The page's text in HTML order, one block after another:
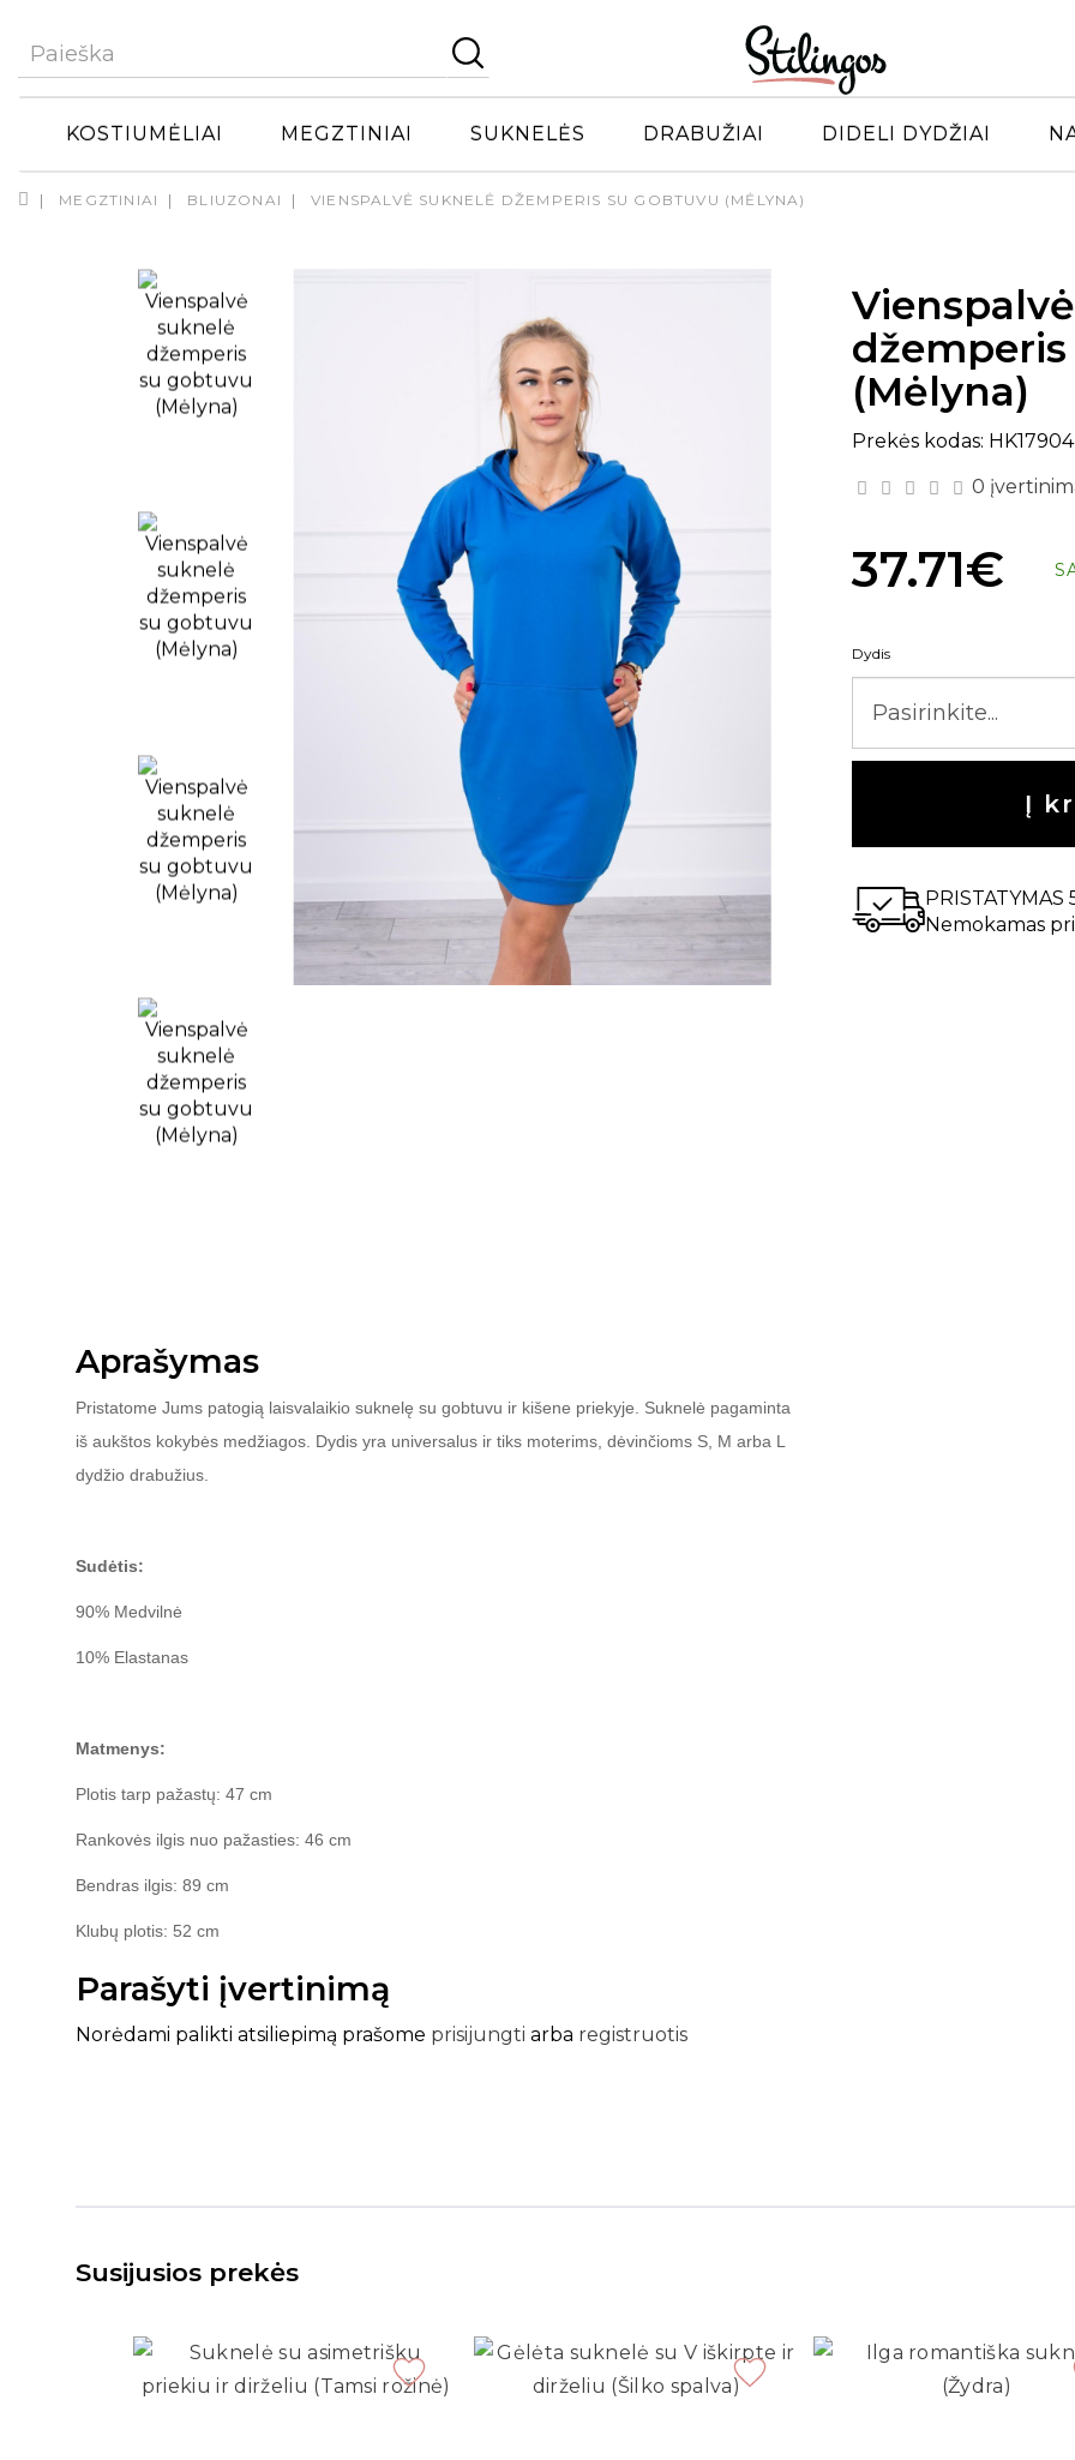
KOSTIUMĖLIAI MEGZTINIAI SUKNELĖS DRABUŽIAI DIDELI DYDŽIAI
MEGZTINIAI BLIUZONAI VIENSPALVĖ SUKNELĖ DŽEMPERIS SU GOBTUVU (MĖLYNA)
(Mėlyna)
Prekės kodas: HK17904
0
37.71€
Dydis
Į
PRISTATYMAS
Nemokamas
Aprašymas
Pristatome Jums patogią laisvalaikio suknelę su gobtuvu ir kišene priekyje. Suknelė pagaminta
iš aukštos kokybės medžiagos. Dydis yra universalus ir tiks moterims, dėvinčioms S, M arba L
dydžio drabužius.
Sudėtis:
90% Medvilnė
10% Elastanas
Matmenys:
Plotis tarp pažastų: 47 cm
Rankovės ilgis nuo pažasties: 46 cm
Bendras ilgis: 89 cm
Klubų plotis: 52 cm
Parašyti įvertinimą
Norėdami palikti atsiliepimą prašome prisijungti arba registruotis
Susijusios prekės